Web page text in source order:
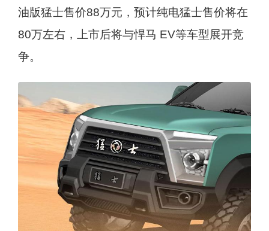
油版猛士售价88万元，预计纯电猛士售价将在
80万左右，上市后将与悍马 EV等车型展开竞
争。